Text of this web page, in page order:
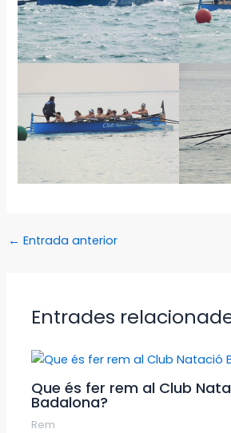
← Entrada anterior
Entrades
Que és fer rem al Club
Badalona?
Rem